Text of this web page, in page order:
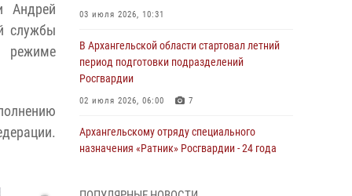
Андрей
службы
03 июля 2026, 10:31
В Архангельской области стартовал летний
период подготовки подразделений
Росгвардии
02 июля 2026, 06:00 7
Архангельскому отряду специального
назначения «Ратник» Росгвардии - 24 года